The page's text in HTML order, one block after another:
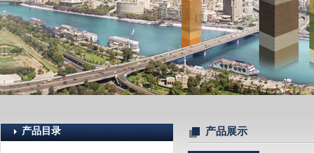
产品目录 产品展示